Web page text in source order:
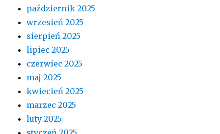
październik 2025
wrzesień 2025
sierpień 2025
lipiec 2025
czerwiec 2025
maj 2025
kwiecień 2025
marzec 2025
luty 2025